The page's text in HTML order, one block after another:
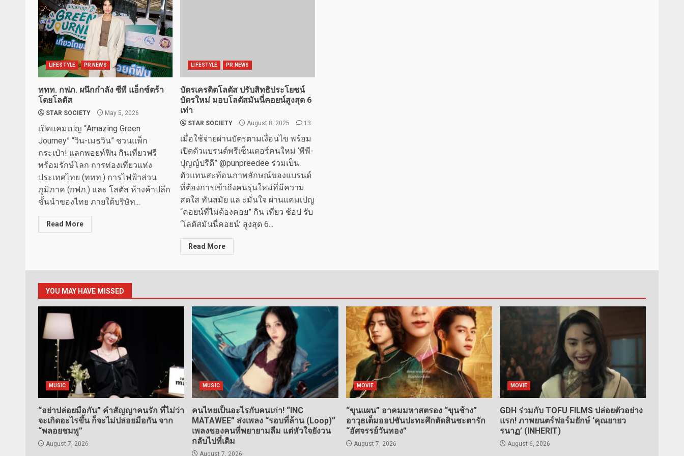
LIFESTYLE PR NEWS
ททท. กฟภ. ผนึกกำลัง ซีพี แอ็กซ์ตร้า
โดยโลตัส
STAR SOCIETY May 5, 2026
เปิดแคมเปญ “Amazing Green
Journey” “วิน-เมธวิน” ชวนแพ็ก
กระเป๋า! แลกพอยท์ฟิน กินเที่ยวฟรี
พร้อมรักษ์โลก การท่องเที่ยวแห่ง
ประเทศไทย (ททท.) การไฟฟ้าส่วน
ภูมิภาค (กฟภ.) และ โลตัส ห้างค้าปลีก
ชั้นนำของไทย ภายใต้บริษัท...
Read More
LIFESTYLE PR NEWS
บัตรเครดิตโลตัส ปรับสิทธิประโยชน์
บัตรใหม่ มอบโลตัสมันนี่คอยน์สูงสุด 6
เท่า
STAR SOCIETY August 8, 2025 13
เมื่อใช้จ่ายผ่านบัตรตามเงื่อนไข พร้อม
เปิดตัวแบรนด์พรีเซ็นเตอร์คนใหม่ ‘พีพี-
ปุญญ์ปรีดี” @punpreedee ร่วมเป็น
ตัวแทนสะท้อนภาพลักษณ์ของแบรนด์
ที่ต้องการเข้าถึงคนรุ่นใหม่ที่มีความ
สดใส ทันสมัย แล ะมั่นใจ ผ่านแคมเปญ
“คอยน์ที่ไม่ต้องคอย” กิน เที่ยว ช้อป รับ
‘โลตัสมันนี่คอยน์’ สูงสุด 6...
Read More
YOU MAY HAVE MISSED
MUSIC
“อย่าปล่อยมือกัน” คำสัญญาคนรัก ที่ไม่ว่า
จะเกิดอะไรขึ้น ก็จะไม่ปล่อยมือกัน จาก
“พลอยชมพู”
August 7, 2026
MUSIC
คนไทยเป็นอะไรกับคนเก่า! “INC
MATAWEE” ส่งเพลง “รอบที่ล้าน (Loop)”
เพลงของคนที่พยายามลืม แต่หัวใจยังวน
กลับไปที่เดิม
August 7, 2026
MOVIE
“ขุนแผน” อาคมมหาสตรอง “ขุนช้าง”
อาวุธเต็มออปชันปะทะศึกตัดสินชะตารัก
“อัศจรรย์วันทอง”
August 7, 2026
MOVIE
GDH ร่วมกับ TOFU FILMS ปล่อยตัวอย่าง
แรก! ภาพยนตร์ฟอร์มยักษ์ ‘คุณยายว
รนาฏ’ (INHERIT)
August 6, 2026